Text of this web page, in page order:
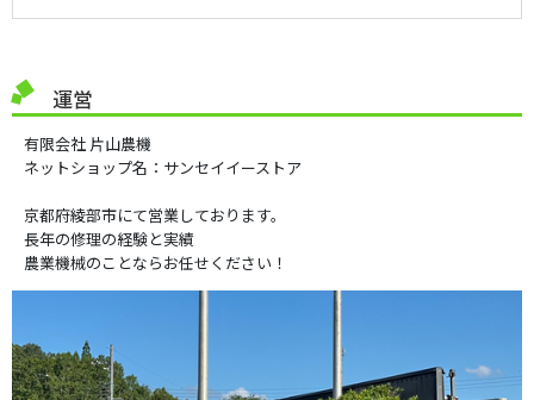
運営
有限会社 片山農機
ネットショップ名：サンセイイーストア
京都府綾部市にて営業しております。
長年の修理の経験と実績
農業機械のことならお任せください！